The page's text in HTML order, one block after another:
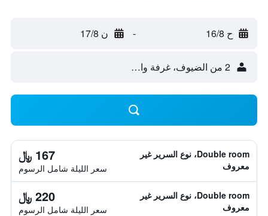
ح 16/8 - ن 17/8
2 من الضيوف، غرفة واحدة
Double room، نوع السرير غير
معروف
167 ﷼
سعر الليلة شامل الرسوم
Double room، نوع السرير غير
معروف
220 ﷼
سعر الليلة شامل الرسوم